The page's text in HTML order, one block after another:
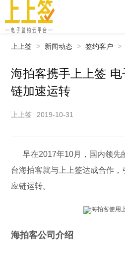
上上签 > 新闻动态 > 签约客户 >
海拍客携手上上签
链加速运转
上上签 2019-10-31
早在2017年10月，国内领先
台海拍客就与上上签达成合作
应链运转。
海拍客公司介绍